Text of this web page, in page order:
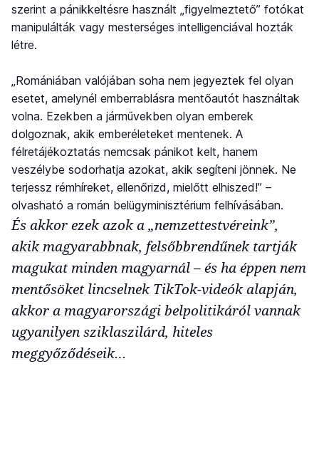
szerint a pánikkeltésre használt „figyelmeztető” fotókat
manipulálták vagy mesterséges intelligenciával hozták
létre.
„Romániában valójában soha nem jegyeztek fel olyan
esetet, amelynél emberrablásra mentőautót használtak
volna. Ezekben a járművekben olyan emberek
dolgoznak, akik emberéleteket mentenek. A
félretájékoztatás nemcsak pánikot kelt, hanem
veszélybe sodorhatja azokat, akik segíteni jönnek. Ne
terjessz rémhíreket, ellenőrizd, mielőtt elhiszed!” –
olvasható a román belügyminisztérium felhívásában.
És akkor ezek azok a „nemzettestvéreink”,
akik magyarabbnak, felsőbbrendűnek tartják
magukat minden magyarnál – és ha éppen nem
mentősöket lincselnek TikTok-videók alapján,
akkor a magyarországi belpolitikáról vannak
ugyanilyen sziklaszilárd, hiteles
meggyőződéseik…